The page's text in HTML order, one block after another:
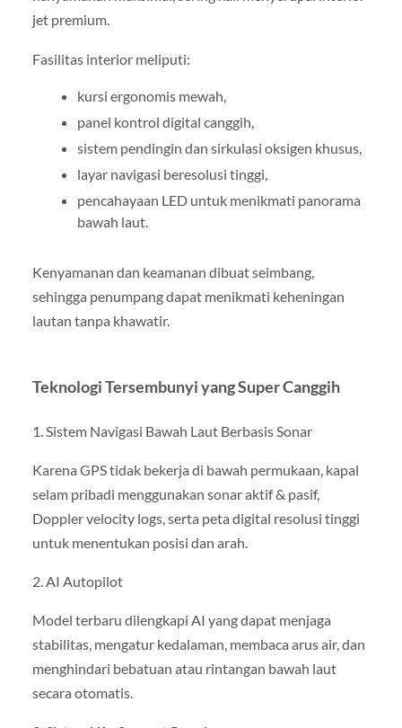
jet premium.
Fasilitas interior meliputi:
kursi ergonomis mewah,
panel kontrol digital canggih,
sistem pendingin dan sirkulasi oksigen khusus,
layar navigasi beresolusi tinggi,
pencahayaan LED untuk menikmati panorama
bawah laut.
Kenyamanan dan keamanan dibuat seimbang,
sehingga penumpang dapat menikmati keheningan
lautan tanpa khawatir.
Teknologi Tersembunyi yang Super Canggih
1. Sistem Navigasi Bawah Laut Berbasis Sonar
Karena GPS tidak bekerja di bawah permukaan, kapal
selam pribadi menggunakan sonar aktif & pasif,
Doppler velocity logs, serta peta digital resolusi tinggi
untuk menentukan posisi dan arah.
2. AI Autopilot
Model terbaru dilengkapi AI yang dapat menjaga
stabilitas, mengatur kedalaman, membaca arus air, dan
menghindari bebatuan atau rintangan bawah laut
secara otomatis.